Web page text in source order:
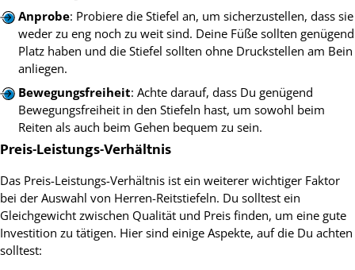
Anprobe: Probiere die Stiefel an, um sicherzustellen, dass sie
weder zu eng noch zu weit sind. Deine Füße sollten genügend
Platz haben und die Stiefel sollten ohne Druckstellen am Bein
anliegen.
Bewegungsfreiheit: Achte darauf, dass Du genügend
Bewegungsfreiheit in den Stiefeln hast, um sowohl beim
Reiten als auch beim Gehen bequem zu sein.
Preis-Leistungs-Verhältnis
Das Preis-Leistungs-Verhältnis ist ein weiterer wichtiger Faktor
bei der Auswahl von Herren-Reitstiefeln. Du solltest ein
Gleichgewicht zwischen Qualität und Preis finden, um eine gute
Investition zu tätigen. Hier sind einige Aspekte, auf die Du achten
solltest: